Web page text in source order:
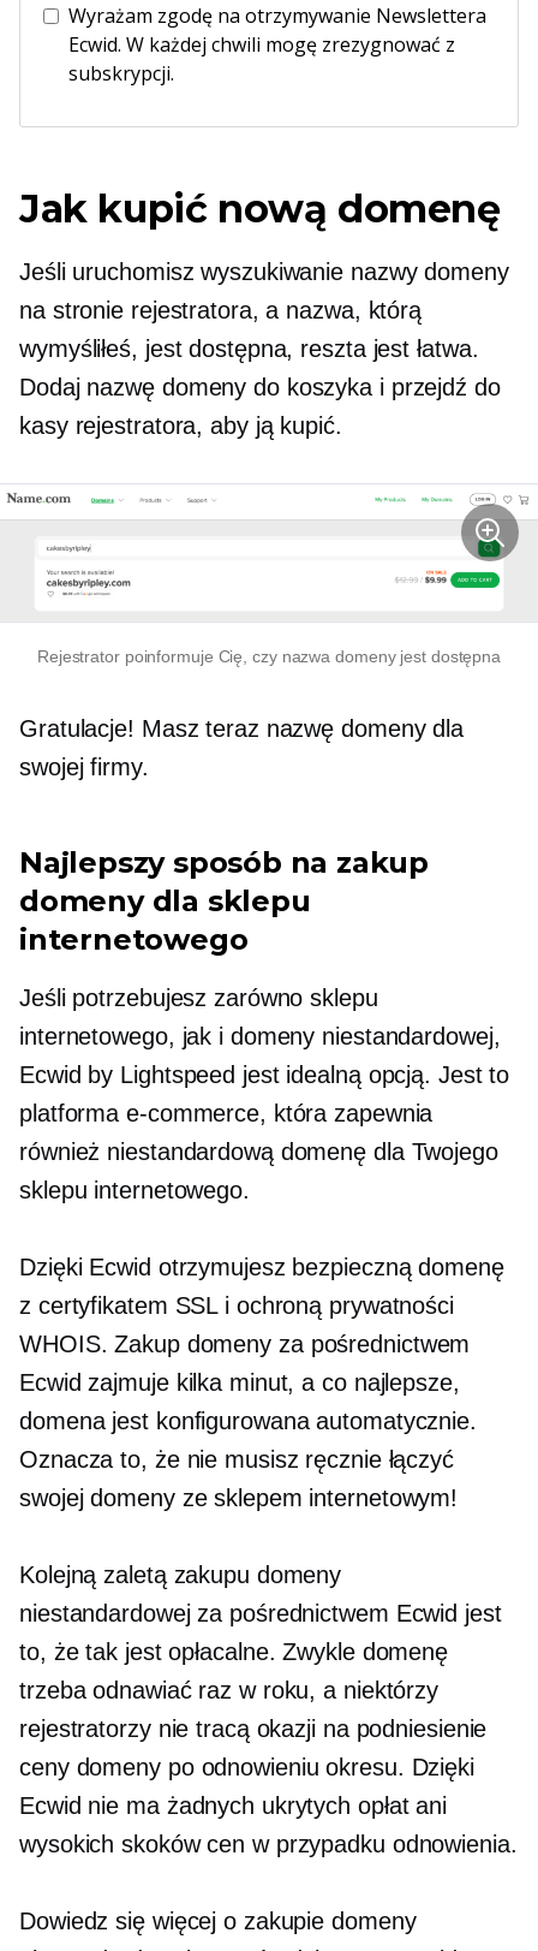
Wyrażam zgodę na otrzymywanie Newslettera
Ecwid. W każdej chwili mogę zrezygnować z
subskrypcji.
Jak kupić nową domenę
Jeśli uruchomisz wyszukiwanie nazwy domeny
na stronie rejestratora, a nazwa, którą
wymyśliłeś, jest dostępna, reszta jest łatwa.
Dodaj nazwę domeny do koszyka i przejdź do
kasy rejestratora, aby ją kupić.
Rejestrator poinformuje Cię, czy nazwa domeny jest dostępna
Gratulacje! Masz teraz nazwę domeny dla
swojej firmy.
Najlepszy sposób na zakup
domeny dla sklepu
internetowego
Jeśli potrzebujesz zarówno sklepu
internetowego, jak i domeny niestandardowej,
Ecwid by Lightspeed jest idealną opcją. Jest to
platforma e-commerce, która zapewnia
również niestandardową domenę dla Twojego
sklepu internetowego.
Dzięki Ecwid otrzymujesz bezpieczną domenę
z certyfikatem SSL i ochroną prywatności
WHOIS. Zakup domeny za pośrednictwem
Ecwid zajmuje kilka minut, a co najlepsze,
domena jest konfigurowana automatycznie.
Oznacza to, że nie musisz ręcznie łączyć
swojej domeny ze sklepem internetowym!
Kolejną zaletą zakupu domeny
niestandardowej za pośrednictwem Ecwid jest
to, że tak jestopłacalne. Zwykle domenę
trzeba odnawiać raz w roku, a niektórzy
rejestratorzy nie tracą okazji na podniesienie
ceny domeny po odnowieniu okresu. Dzięki
Ecwid nie ma żadnych ukrytych opłat ani
wysokich skoków cen w przypadku odnowienia.
Dowiedz się więcej o zakupie domeny